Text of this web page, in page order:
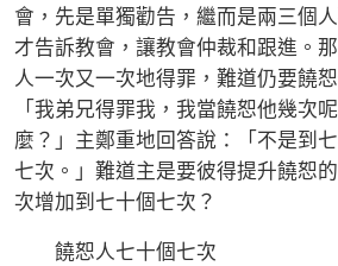
會，先是單獨勸告，繼而是兩三個
才告訴教會，讓教會仲裁和跟進。
人一次又一次地得罪，難道仍要饒
「我弟兄得罪我，我當饒恕他幾次
麼？」主鄭重地回答說：「不是到
七次。」難道主是要彼得提升饒恕
次增加到七十個七次？
饒恕人七十個七次